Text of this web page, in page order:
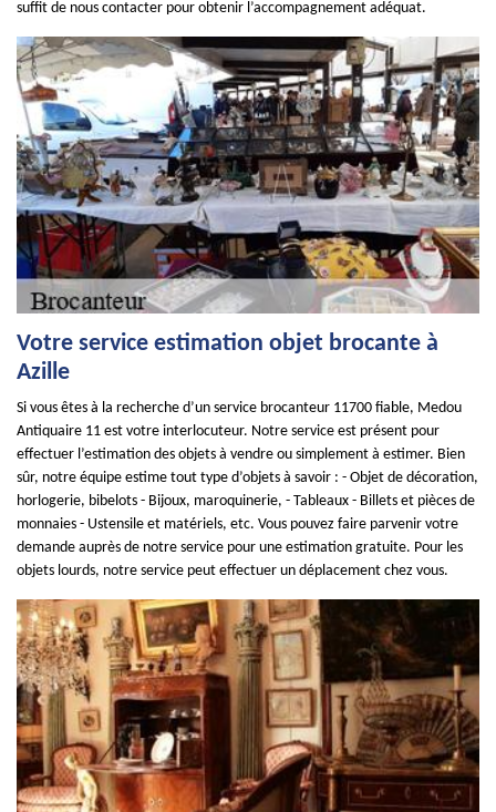
suffit de nous contacter pour obtenir l’accompagnement adéquat.
Votre service estimation objet brocante à
Azille
Si vous êtes à la recherche d’un service brocanteur 11700 fiable, Medou
Antiquaire 11 est votre interlocuteur. Notre service est présent pour
effectuer l’estimation des objets à vendre ou simplement à estimer. Bien
sûr, notre équipe estime tout type d’objets à savoir : - Objet de décoration,
horlogerie, bibelots - Bijoux, maroquinerie, - Tableaux - Billets et pièces de
monnaies - Ustensile et matériels, etc. Vous pouvez faire parvenir votre
demande auprès de notre service pour une estimation gratuite. Pour les
objets lourds, notre service peut effectuer un déplacement chez vous.